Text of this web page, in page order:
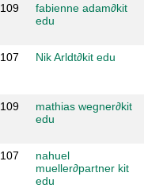
109 fabienne adam∂kit
edu
107 Nik Arldt∂kit edu
109 mathias wegner∂kit
edu
107
nahuel
mueller∂partner kit
edu